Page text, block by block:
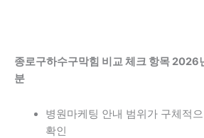
종로구하수구막힘 비교 체크 항목
분
병원마케팅 안내 범위가 구체적
확인